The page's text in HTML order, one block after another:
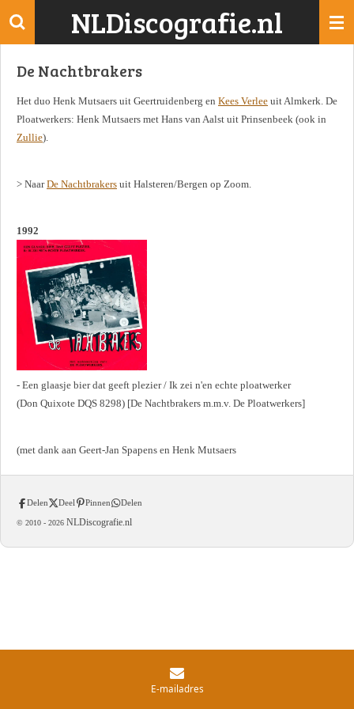
Ga
de
NLDiscografie.nl
De Nachtbrakers
Het duo Henk Mutsaers uit Geertruidenberg en Kees Verlee uit Almkerk. De
Ploatwerkers: Henk Mutsaers met Hans van Aalst uit Prinsenbeek (ook in
Zullie).
> NaarDe Nachtbrakers uit Halsteren/Bergen op Zoom.
1992
- Een glaasje bier dat geeft plezier / Ik zei n'en echte ploatwerker
(Don Quixote DQS 8298) [De Nachtbrakers m.m.v. De Ploatwerkers]
(met dank aan Geert-Jan Spapens en Henk Mutsaers
Delen Deel Pinnen Delen
© 2010 - 2026 NLDiscografie.nl
E-mailadres